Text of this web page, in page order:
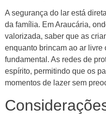
A segurança do lar está
da família. Em Araucária,
valorizada, saber que as
enquanto brincam ao ar livre
fundamental. As redes de
espírito, permitindo que os
momentos de lazer sem